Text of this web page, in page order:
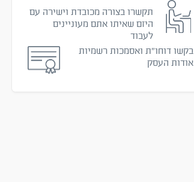
תקשרו בצורה מכובדת וישירה עם
היזם שאיתו אתם מעוניינים
לעבוד
בקשו דוחו״ת ואסמכות רשמיות
אודות העסק